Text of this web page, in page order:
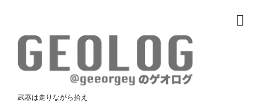
武器は走りながら拾え